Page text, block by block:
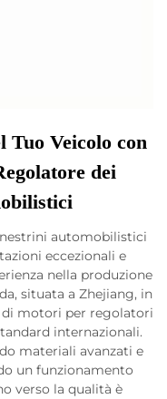
Tuo Veicolo con
dei
automobilistici
eccezionali e
nella produzione
situata a Zhejiang, in
di motori per regolatori
internazionali.
materiali avanzati e
un funzionamento
verso la qualità è